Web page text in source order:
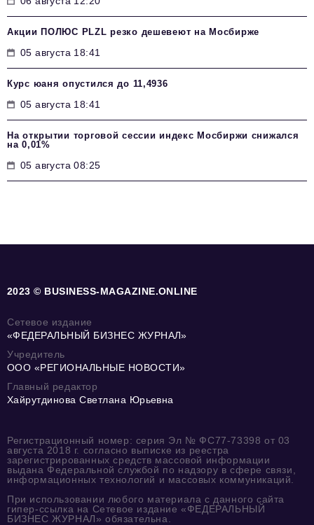
Акции ПОЛЮС PLZL резко дешевеют на Мосбирже
05 августа 18:41
Курс юаня опустился до 11,4936
05 августа 18:41
На открытии торговой сессии индекс Мосбиржи снижался
на 0,01%
05 августа 08:25
2023 © BUSINESS-MAGAZINE.ONLINE
Сетевое издание
«ФЕДЕРАЛЬНЫЙ БИЗНЕС ЖУРНАЛ»
Учредитель
ООО «РЕГИОНАЛЬНЫЕ НОВОСТИ»
Главный редактор
Хайрутдинова Светлана Юрьевна
Регистрационный номер: серия Эл № ФС77-73398 от 03
августа 2018 г. согласно выписке из реестра
зарегистрированных средств массовой информации
выдана Федеральной службой по надзору в сфере связи,
информационных технологий и массовых коммуникаций.
При использовании любого материала с данного сайта
гипер-ссылка на Сетевое издание «ФЕДЕРАЛЬНЫЙ
БИЗНЕС ЖУРНАЛ» обязательна.